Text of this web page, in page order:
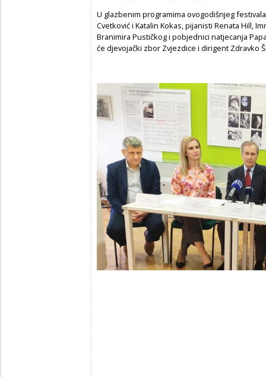
U glazbenim programima ovogodišnjeg
Cvetković i Katalin Kokas, pijanisti Renata Hill,
Branimira Pustičkog i pobjednici natjecanja
će djevojački zbor Zvjezdice i dirigent Zdravko